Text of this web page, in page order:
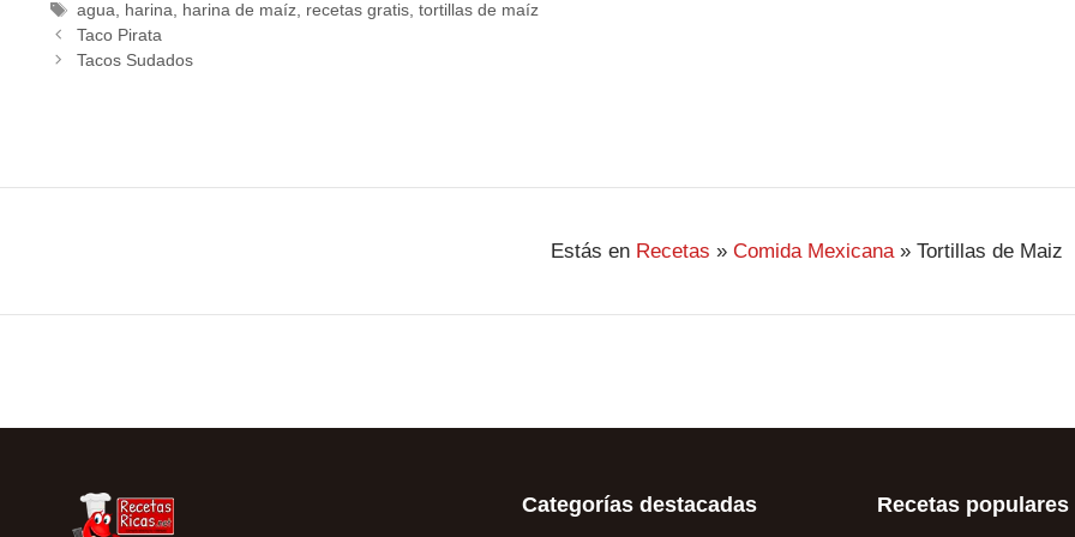
agua
harina harina de maíz, recetas gratis, tortillas de maíz
Taco Pirata
Tacos Sudados
Estás en Recetas » Comida Mexicana» Tortillas de Maiz
Categorías destacadas Recetas populares